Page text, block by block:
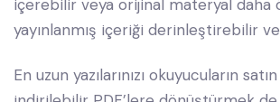
içerebilir veya orijinal materyal daha
yayınlanmış içeriği derinleştirebilir
En uzun yazılarınızı okuyucuların